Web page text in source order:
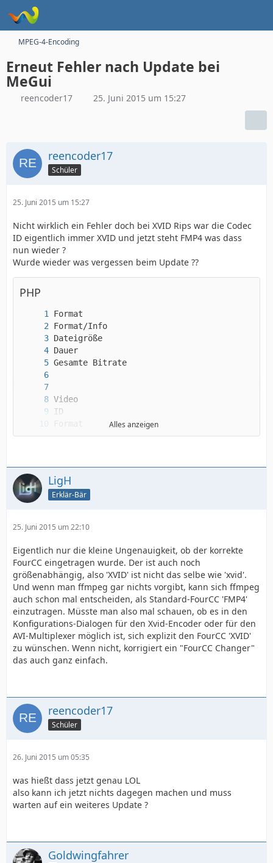
MPEG-4-Encoding
Erneut Fehler nach Update bei
MeGui
reencoder17 25. Juni 2015 um 15:27
reencoder17
Schüler
25. Juni 2015 um 15:27
Nicht wirklich ein Fehler doch bei XVID Rips war die Codec
ID eigentlich immer XVID und jetzt steht FMP4 was dass
nun wieder ?
Wurde wieder was vergessen beim Update ??
PHP
Alles anzeigen
LigH
Erklär-Bär
25. Juni 2015 um 22:10
Eigentlich nur die kleine Ungenauigkeit, ob der korrekte
FourCC eingetragen wurde. Der ist auch noch
größenabhängig, also 'XVID' ist nicht das selbe wie 'xvid'.
Und wenn man ffmpeg gar nichts vorgibt, kann sich ffmpeg
auch schon mal entscheiden, als Standard-FourCC 'FMP4'
einzutragen. Müsste man also mal schauen, ob es in den
Konfigurations-Dialogen für den Xvid-Encoder oder für den
AVI-Multiplexer möglich ist, sich explizit den FourCC 'XVID'
zu wünschen. Wenn nicht, korrigiert ein "FourCC Changer"
das auch ganz einfach.
reencoder17
Schüler
26. Juni 2015 um 05:35
was hießt dass jetzt genau LOL
also kann ich jetzt nichts dagegen machen und muss
warten auf ein weiteres Update ?
Goldwingfahrer